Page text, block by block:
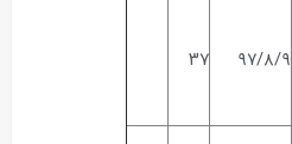
۹۷/۸/۹ ۳۷